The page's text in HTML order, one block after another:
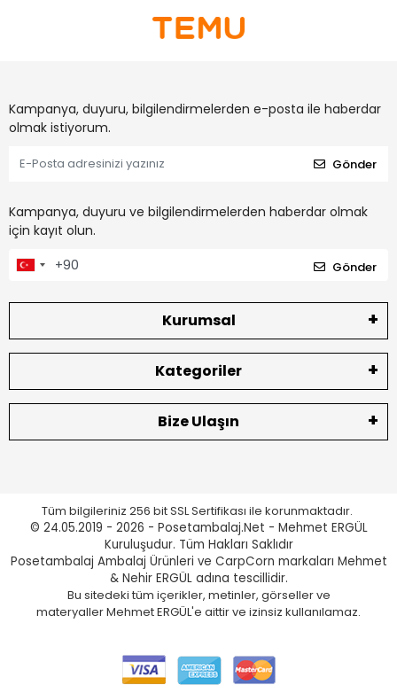
Kampanya, duyuru, bilgilendirmelerden e-posta ile haberdar
olmak istiyorum.
Gönder
Kampanya, duyuru ve bilgilendirmelerden haberdar olmak
için kayıt olun.
Gönder
Kurumsal
Kategoriler
Bize Ulaşın
Tüm bilgileriniz 256 bit SSL Sertifikası ile korunmaktadır.
© 24.05.2019 - 2026 - Posetambalaj.Net - Mehmet ERGÜL
Kuruluşudur. Tüm Hakları Saklıdır
Posetambalaj Ambalaj Ürünleri ve CarpCorn markaları Mehmet
& Nehir ERGÜL adına tescillidir.
Bu sitedeki tüm içerikler, metinler, görseller ve
materyaller Mehmet ERGÜL'e aittir ve izinsiz kullanılamaz.